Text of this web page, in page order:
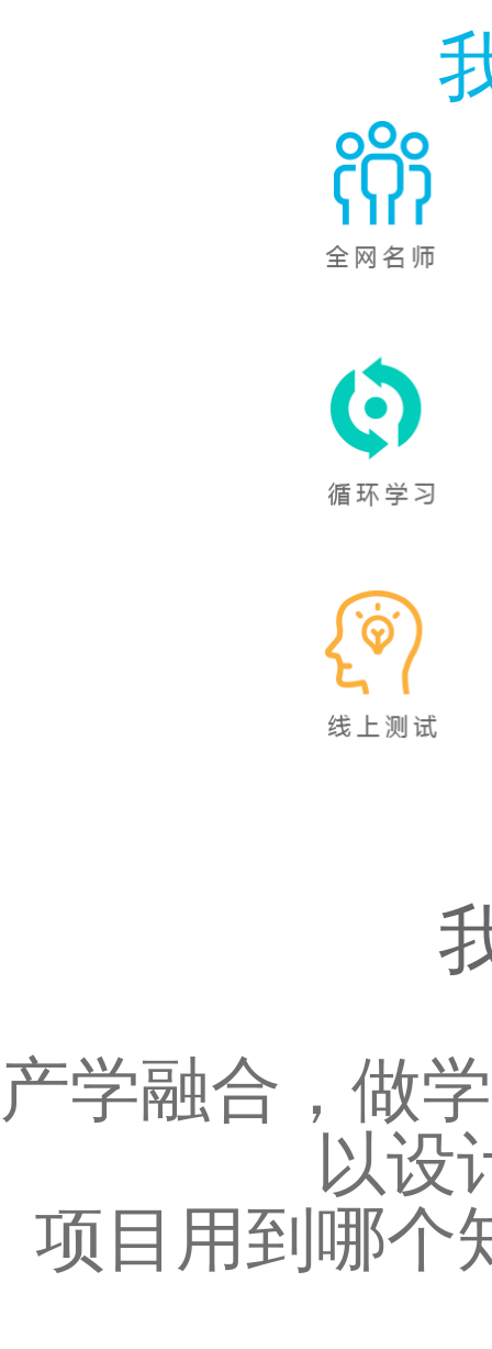
产学融合，做
以设
项目用到哪个